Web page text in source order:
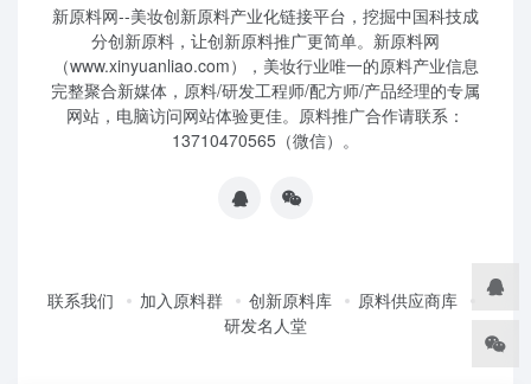
新原料网--美妆创新原料产业化链接平台，挖掘中国科技成
分创新原料，让创新原料推广更简单。新原料网
（www.xinyuanliao.com），美妆行业唯一的原料产业信息
完整聚合新媒体，原料/研发工程师/配方师/产品经理的专属
网站，电脑访问网站体验更佳。原料推广合作请联系：
13710470565（微信）。
联系我们 加入原料群 创新原料库
原料供应商库
研发名人堂